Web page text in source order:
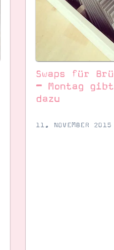
SUCHE
Swaps für
– Montag
dazu ️
11. NOVEMBER 2015